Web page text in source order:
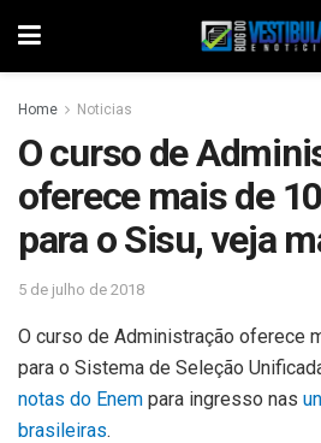
Home Noticias
O curso de
oferece mais de
para o Sisu, veja
5 de julho de 2018
O curso de Administração oferece
para o Sistema de Seleção
notas do Enem para ingresso nas
brasileiras.